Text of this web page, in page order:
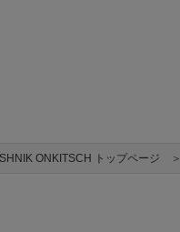
ONKITSCH トップページ ＞